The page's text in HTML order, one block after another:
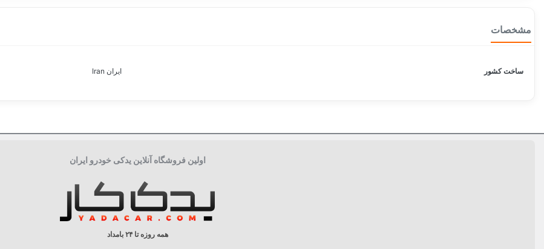
مشخصات
ساخت کشور ایران Iran
اولین فروشگاه آنلاین یدکی خودرو ایران
همه روزه تا ۲۴ بامداد